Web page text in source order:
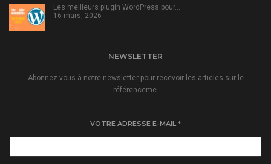
Les meilleurs plugin WordPress pour…
16 mars, 2026
NEWSLETTER
Abonnez-vous à notre newsletter pour recevoir les articles sur le
référenceme.
VOTRE ADRESSE E-MAIL *